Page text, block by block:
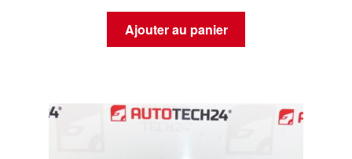
Ajouter au panier